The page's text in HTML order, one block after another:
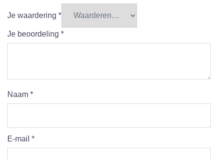
Je waardering *
Je beoordeling *
Naam *
E-mail *